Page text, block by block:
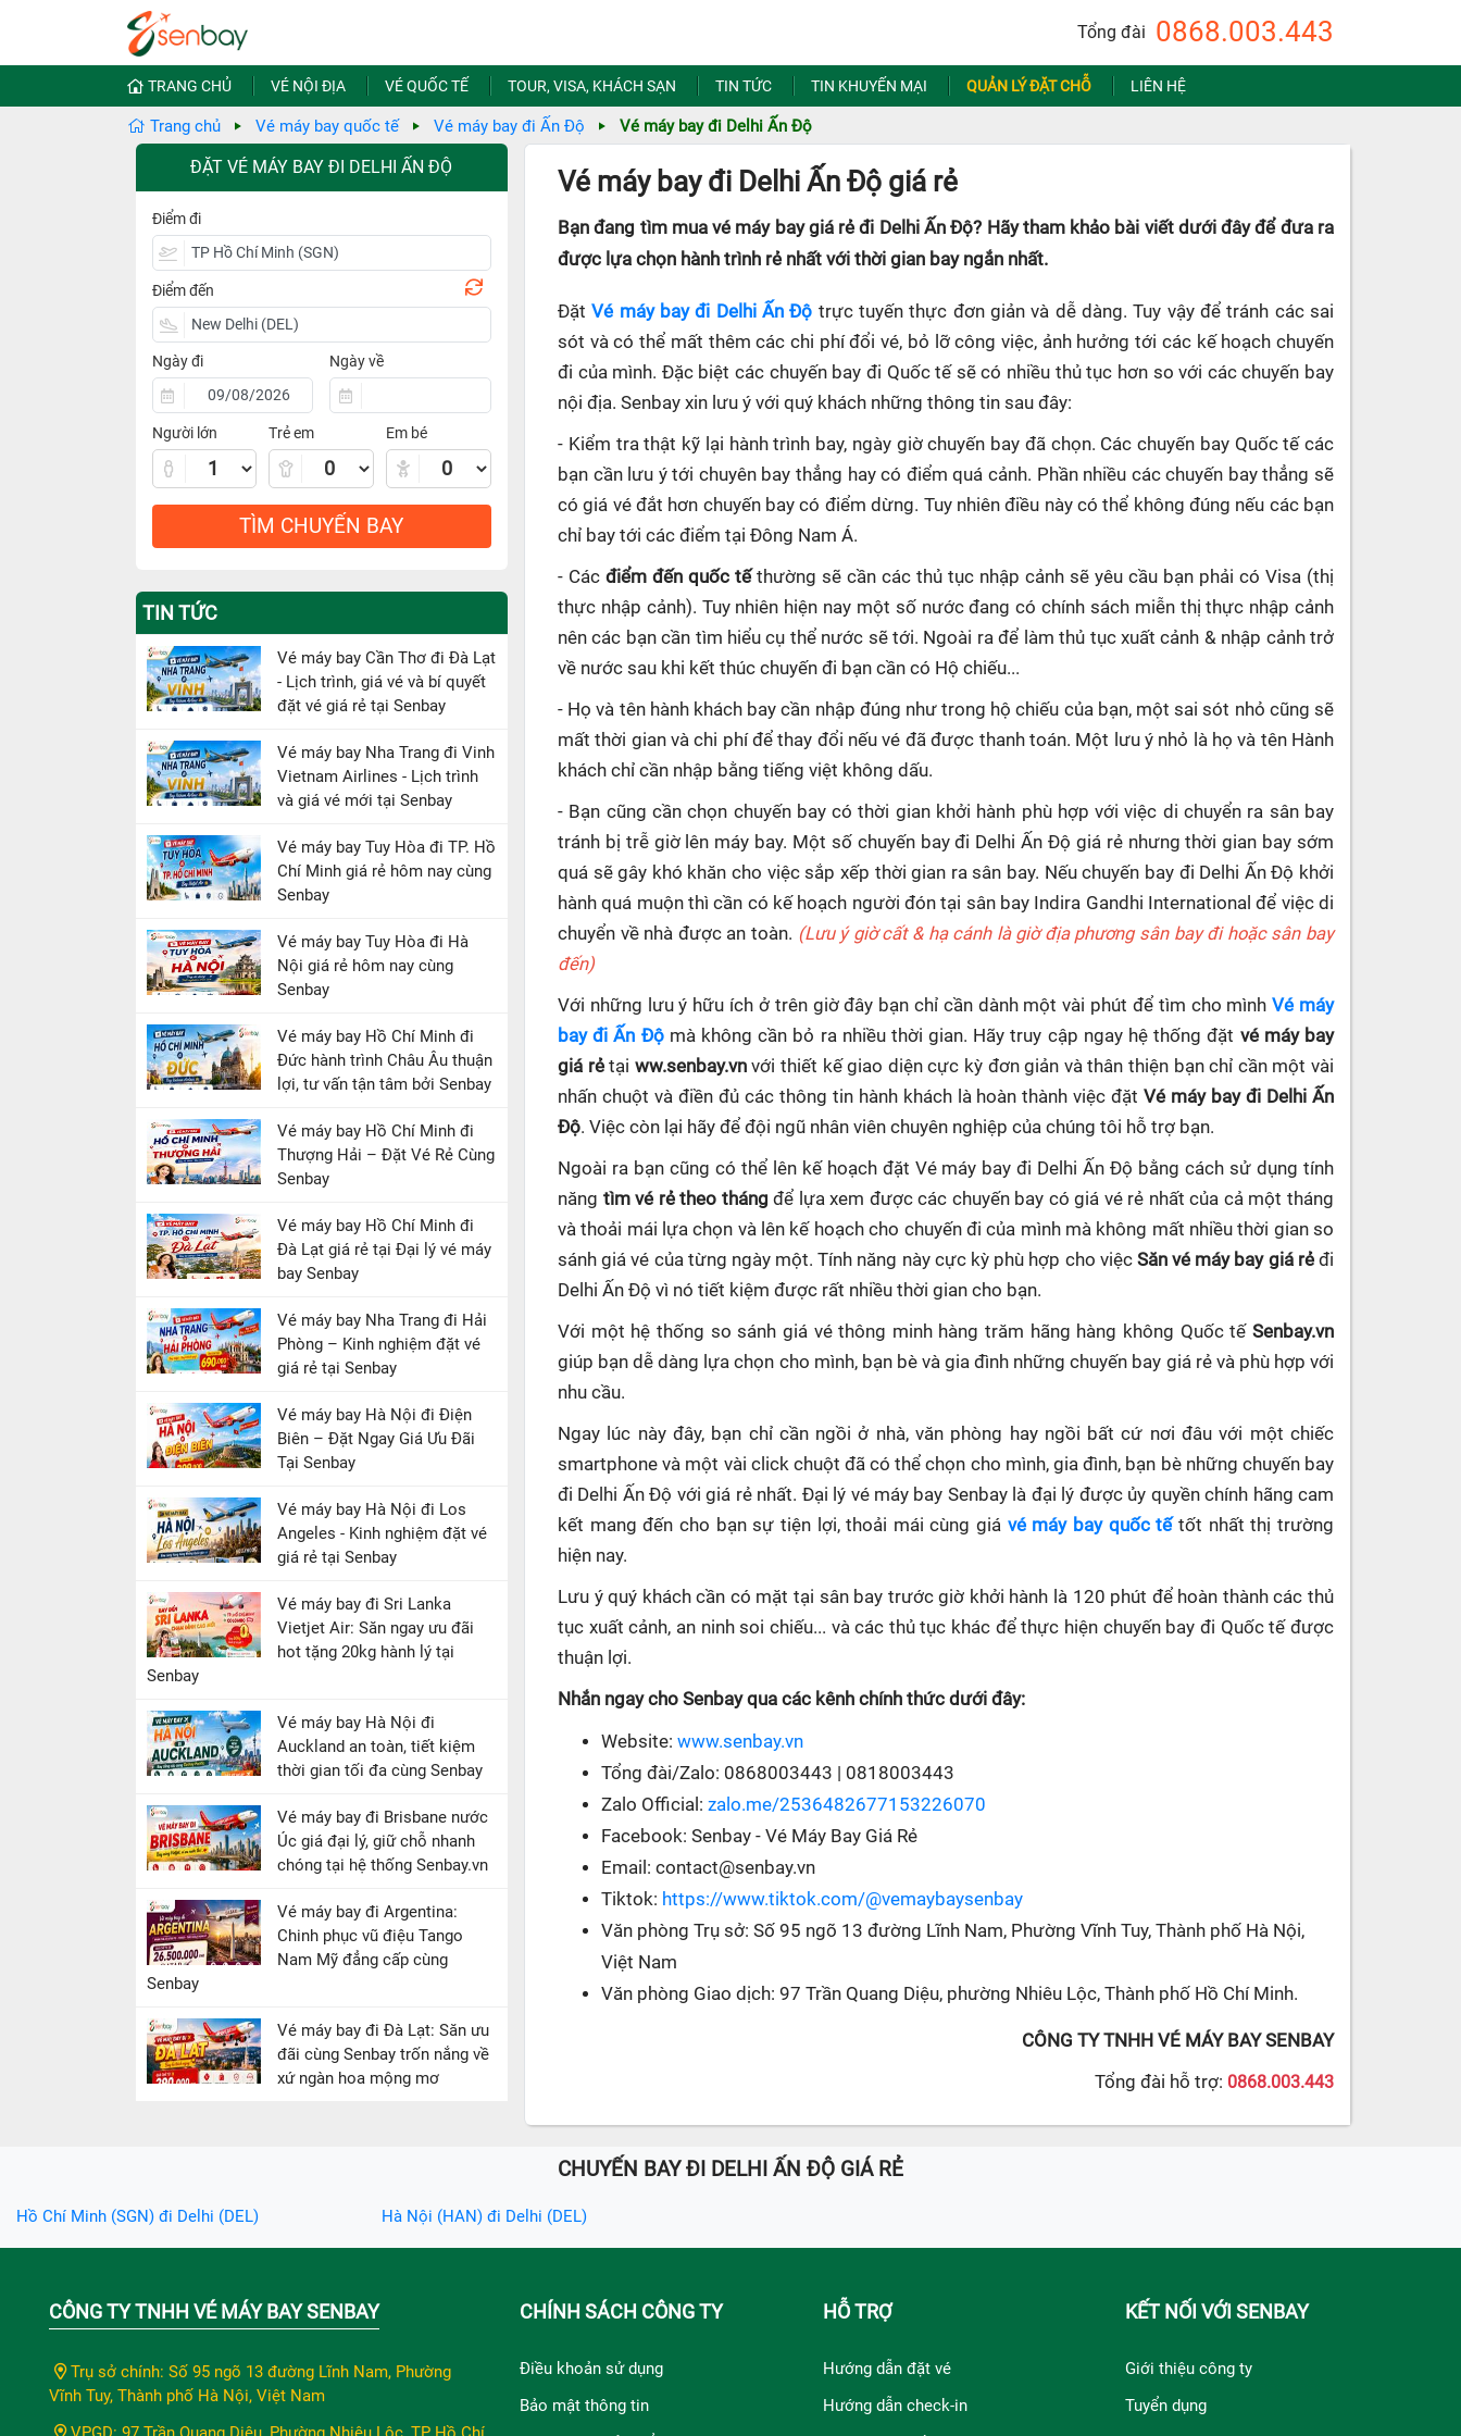
Tổng đài 0868.003.443
TRANG CHỦ VÉ NỘI ĐỊA VÉ QUỐC TẾ TOUR, VISA, KHÁCH SẠN TIN TỨC TIN KHUYẾN MẠI QUẢN LÝ ĐẶT CHỖ LIÊN HỆ
Trang chủ Vé máy bay quốc tế Vé máy bay đi Ấn Độ Vé máy bay đi Delhi Ấn Độ
ĐẶT VÉ MÁY BAY ĐI DELHI ẤN ĐỘ
Điểm đi
Điểm đến
Ngày đi Ngày về
Người lớn Trẻ em Em bé
TÌM CHUYẾN BAY
TIN TỨC
Vé máy bay Cần Thơ đi Đà Lạt
- Lịch trình, giá vé và bí quyết
đặt vé giá rẻ tại Senbay
Vé máy bay Nha Trang đi Vinh
Vietnam Airlines - Lịch trình
và giá vé mới tại Senbay
Vé máy bay Tuy Hòa đi TP. Hồ
Chí Minh giá rẻ hôm nay cùng
Senbay
Vé máy bay Tuy Hòa đi Hà
Nội giá rẻ hôm nay cùng
Senbay
Vé máy bay Hồ Chí Minh đi
Đức hành trình Châu Âu thuận
lợi, tư vấn tận tâm bởi Senbay
Vé máy bay Hồ Chí Minh đi
Thượng Hải – Đặt Vé Rẻ Cùng
Senbay
Vé máy bay Hồ Chí Minh đi
Đà Lạt giá rẻ tại Đại lý vé máy
bay Senbay
Vé máy bay Nha Trang đi Hải
Phòng – Kinh nghiệm đặt vé
giá rẻ tại Senbay
Vé máy bay Hà Nội đi Điện
Biên – Đặt Ngay Giá Ưu Đãi
Tại Senbay
Vé máy bay Hà Nội đi Los
Angeles - Kinh nghiệm đặt vé
giá rẻ tại Senbay
Vé máy bay đi Sri Lanka
Vietjet Air: Săn ngay ưu đãi
hot tặng 20kg hành lý tại
Senbay
Vé máy bay Hà Nội đi
Auckland an toàn, tiết kiệm
thời gian tối đa cùng Senbay
Vé máy bay đi Brisbane nước
Úc giá đại lý, giữ chỗ nhanh
chóng tại hệ thống Senbay.vn
Vé máy bay đi Argentina:
Chinh phục vũ điệu Tango
Nam Mỹ đẳng cấp cùng
Senbay
Vé máy bay đi Đà Lạt: Săn ưu
đãi cùng Senbay trốn nắng về
xứ ngàn hoa mộng mơ
Vé máy bay đi Delhi Ấn Độ giá rẻ
Bạn đang tìm mua vé máy bay giá rẻ đi Delhi Ấn Độ? Hãy tham khảo bài viết dưới đây để đưa ra
được lựa chọn hành trình rẻ nhất với thời gian bay ngắn nhất.
ĐặtVé máy bay đi Delhi Ấn Độ trực tuyến thực đơn giản và dễ dàng. Tuy vậy để tránh các sai
sót và có thể mất thêm các chi phí đổi vé, bỏ lỡ công việc, ảnh hưởng tới các kế hoạch chuyến
đi của mình. Đặc biệt các chuyến bay đi Quốc tế sẽ có nhiều thủ tục hơn so với các chuyến bay
nội địa. Senbay xin lưu ý với quý khách những thông tin sau đây:
- Kiểm tra thật kỹ lại hành trình bay, ngày giờ chuyến bay đã chọn. Các chuyến bay Quốc tế các
bạn cần lưu ý tới chuyên bay thẳng hay có điểm quá cảnh. Phần nhiều các chuyến bay thẳng sẽ
có giá vé đắt hơn chuyến bay có điểm dừng. Tuy nhiên điều này có thể không đúng nếu các bạn
chỉ bay tới các điểm tại Đông Nam Á.
- Các điểm đến quốc tếthường sẽ cần các thủ tục nhập cảnh sẽ yêu cầu bạn phải có Visa (thị
thực nhập cảnh). Tuy nhiên hiện nay một số nước đang có chính sách miễn thị thực nhập cảnh
nên các bạn cần tìm hiểu cụ thể nước sẽ tới. Ngoài ra để làm thủ tục xuất cảnh & nhập cảnh trở
về nước sau khi kết thúc chuyến đi bạn cần có Hộ chiếu...
- Họ và tên hành khách bay cần nhập đúng như trong hộ chiếu của bạn, một sai sót nhỏ cũng sẽ
mất thời gian và chi phí để thay đổi nếu vé đã được thanh toán. Một lưu ý nhỏ là họ và tên Hành
khách chỉ cần nhập bằng tiếng việt không dấu.
- Bạn cũng cần chọn chuyến bay có thời gian khởi hành phù hợp với việc di chuyển ra sân bay
tránh bị trễ giờ lên máy bay. Một số chuyến bay đi Delhi Ấn Độ giá rẻ nhưng thời gian bay sớm
quá sẽ gây khó khăn cho việc sắp xếp thời gian ra sân bay. Nếu chuyến bay đi Delhi Ấn Độ khởi
hành quá muộn thì cần có kế hoạch người đón tại sân bay Indira Gandhi International để việc di
chuyển về nhà được an toàn. (Lưu ý giờ cất & hạ cánh là giờ địa phương sân bay đi hoặc sân bay
đến)
Với những lưu ý hữu ích ở trên giờ đây bạn chỉ cần dành một vài phút để tìm cho mìnhVé máy
bay đi Ấn Độmà không cần bỏ ra nhiều thời gian. Hãy truy cập ngay hệ thống đặt vé máy bay
giá rẻtại ww.senbay.vnvới thiết kế giao diện cực kỳ đơn giản và thân thiện bạn chỉ cần một vài
nhấn chuột và điền đủ các thông tin hành khách là hoàn thành việc đặtVé máy bay đi Delhi Ấn
Độ. Việc còn lại hãy để đội ngũ nhân viên chuyên nghiệp của chúng tôi hỗ trợ bạn.
Ngoài ra bạn cũng có thể lên kế hoạch đặt Vé máy bay đi Delhi Ấn Độ bằng cách sử dụng tính
năng tìm vé rẻ theo thángđể lựa xem được các chuyến bay có giá vé rẻ nhất của cả một tháng
và thoải mái lựa chọn và lên kế hoạch cho chuyến đi của mình mà không mất nhiều thời gian so
sánh giá vé của từng ngày một. Tính năng này cực kỳ phù hợp cho việc Săn vé máy bay giá rẻđi
Delhi Ấn Độ vì nó tiết kiệm được rất nhiều thời gian cho bạn.
Với một hệ thống so sánh giá vé thông minh hàng trăm hãng hàng không Quốc tế Senbay.vn
giúp bạn dễ dàng lựa chọn cho mình, bạn bè và gia đình những chuyến bay giá rẻ và phù hợp với
nhu cầu.
Ngay lúc này đây, bạn chỉ cần ngồi ở nhà, văn phòng hay ngồi bất cứ nơi đâu với một chiếc
smartphone và một vài click chuột đã có thể chọn cho mình, gia đình, bạn bè những chuyến bay
đi Delhi Ấn Độ với giá rẻ nhất. Đại lý vé máy bay Senbay là đại lý được ủy quyền chính hãng cam
kết mang đến cho bạn sự tiện lợi, thoải mái cùng giá vé máy bay quốc tế tốt nhất thị trường
hiện nay.
Lưu ý quý khách cần có mặt tại sân bay trước giờ khởi hành là 120 phút để hoàn thành các thủ
tục xuất cảnh, an ninh soi chiếu... và các thủ tục khác để thực hiện chuyến bay đi Quốc tế được
thuận lợi.
Nhắn ngay cho Senbay qua các kênh chính thức dưới đây:
Website: www.senbay.vn
Tổng đài/Zalo: 0868003443 | 0818003443
Zalo Official: zalo.me/2536482677153226070
Facebook: Senbay - Vé Máy Bay Giá Rẻ
Email: contact@senbay.vn
Tiktok: https://www.tiktok.com/@vemaybaysenbay
Văn phòng Trụ sở: Số 95 ngõ 13 đường Lĩnh Nam, Phường Vĩnh Tuy, Thành phố Hà Nội,
Việt Nam
Văn phòng Giao dịch: 97 Trần Quang Diệu, phường Nhiêu Lộc, Thành phố Hồ Chí Minh.
CÔNG TY TNHH VÉ MÁY BAY SENBAY
Tổng đài hỗ trợ: 0868.003.443
CHUYẾN BAY ĐI DELHI ẤN ĐỘ GIÁ RẺ
Hồ Chí Minh (SGN) đi Delhi (DEL) Hà Nội (HAN) đi Delhi (DEL)
CÔNG TY TNHH VÉ MÁY BAY SENBAY
Trụ sở chính: Số 95 ngõ 13 đường Lĩnh Nam, Phường
Vĩnh Tuy, Thành phố Hà Nội, Việt Nam
CHÍNH SÁCH CÔNG TY
Điều khoản sử dụng
Bảo mật thông tin
HỖ TRỢ
Hướng dẫn đặt vé
Hướng dẫn check-in
KẾT NỐI VỚI SENBAY
Giới thiệu công ty
Tuyển dụng